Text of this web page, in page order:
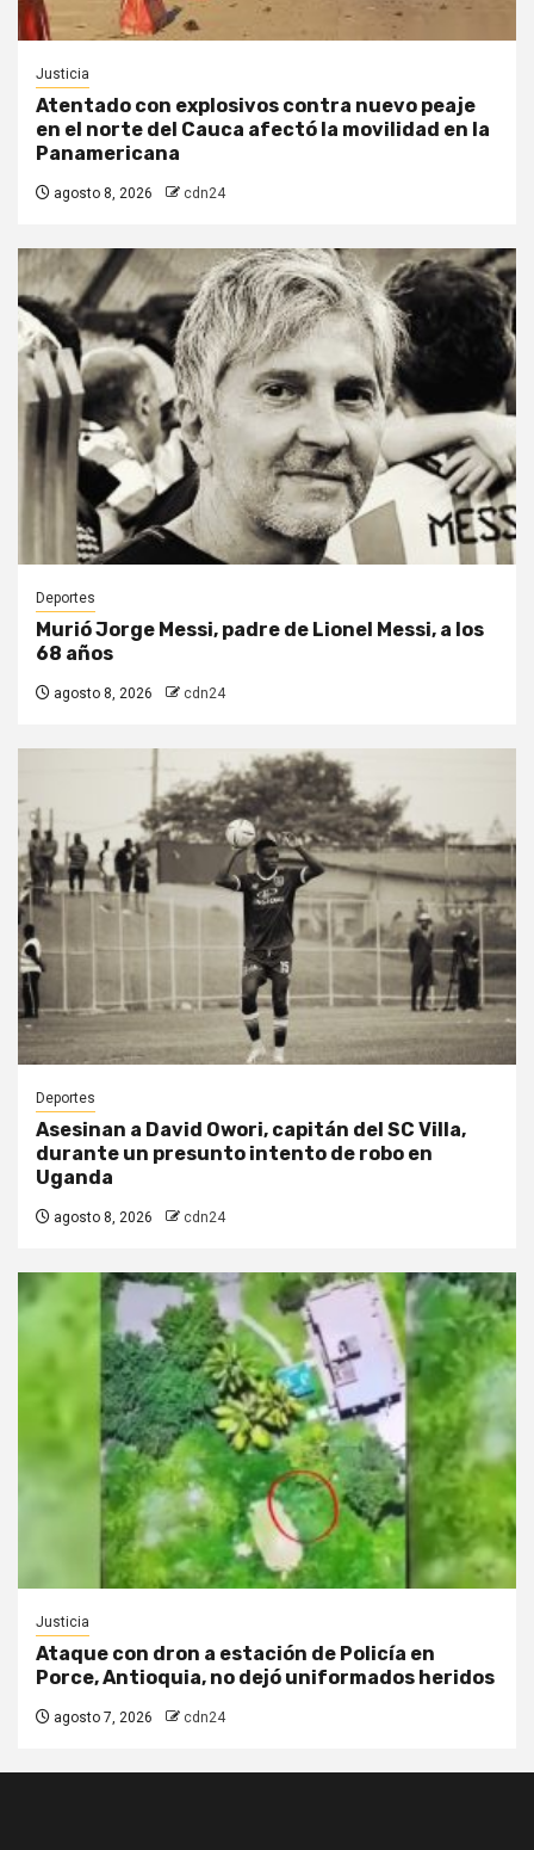
Justicia
Atentado con explosivos contra nuevo peaje
en el norte del Cauca afectó la movilidad en la
Panamericana
agosto 8, 2026 cdn24
Deportes
Murió Jorge Messi, padre de Lionel Messi, a los
68 años
agosto 8, 2026 cdn24
Deportes
Asesinan a David Owori, capitán del SC Villa,
durante un presunto intento de robo en
Uganda
agosto 8, 2026 cdn24
Justicia
Ataque con dron a estación de Policía en
Porce, Antioquia, no dejó uniformados heridos
agosto 7, 2026 cdn24